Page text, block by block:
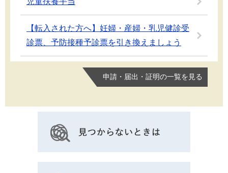
【転入された方へ】妊婦・産婦・乳児健診受
診票、予防接種予診票を引き換えましょう
申請・届出・証明の一覧を見る